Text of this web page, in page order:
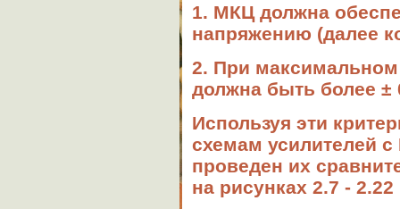
1. МКЦ должна
напряжению (далее
2. При
должна быть более ±
Используя эти
схемам усилителей
проведен их
на рисунках 2.7 - 2.22